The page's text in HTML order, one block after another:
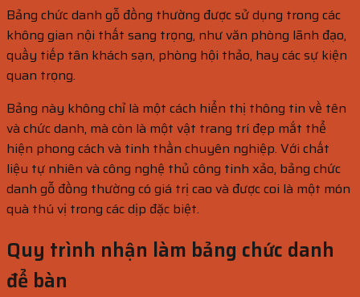
Bảng chức danh gỗ đồng thường được sử dụng trong các
không gian nội thất sang trọng, như văn phòng lãnh đạo,
quầy tiếp tân khách sạn, phòng hội thảo, hay các sự kiện
quan trọng.
Bảng này không chỉ là một cách hiển thị thông tin về tên
và chức danh, mà còn là một vật trang trí đẹp mắt thể
hiện phong cách và tinh thần chuyên nghiệp. Với chất
liệu tự nhiên và công nghệ thủ công tinh xảo, bảng chức
danh gỗ đồng thường có giá trị cao và được coi là một món
quà thú vị trong các dịp đặc biệt.
Quy trình nhận làm bảng chức danh
để bàn